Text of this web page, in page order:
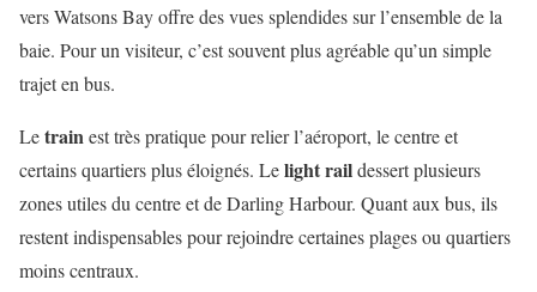
vers Watsons Bay offre des vues splendides sur l’ensemble de la
baie. Pour un visiteur, c’est souvent plus agréable qu’un simple
trajet en bus.
Letrainest très pratique pour relier l’aéroport, le centre et
certains quartiers plus éloignés. Lelight raildessert plusieurs
zones utiles du centre et de Darling Harbour. Quant aux bus, ils
restent indispensables pour rejoindre certaines plages ou quartiers
moins centraux.